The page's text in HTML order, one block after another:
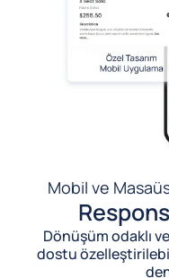
Mobil ve
Dönüşüm odaklı
dostu